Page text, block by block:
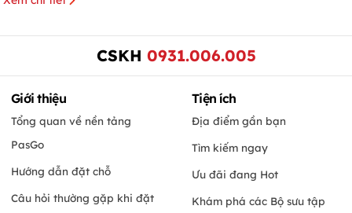
CSKH 0931.006.005
Giới thiệu
Tổng quan về nền tảng
PasGo
Hướng dẫn đặt chỗ
Câu hỏi thường gặp khi đặt
Tiện ích
Địa điểm gần bạn
Tìm kiếm ngay
Ưu đãi đang Hot
Khám phá các Bộ sưu tập